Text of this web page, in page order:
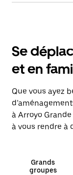
Se
et en
Que vous ayez
à Arroyo
à vous rendre à
Grands
groupes